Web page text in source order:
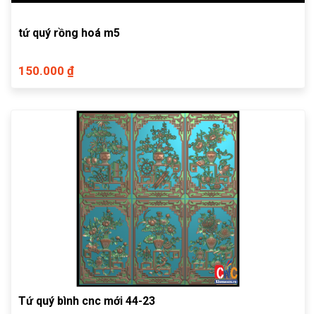
tứ quý rồng hoá m5
150.000 ₫
Tứ quý bình cnc mới 44-23